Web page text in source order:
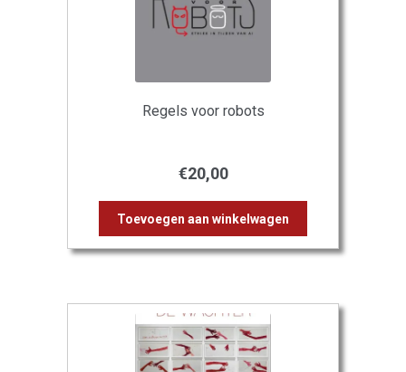
Regels voor robots
€20,00
Toevoegen aan winkelwagen